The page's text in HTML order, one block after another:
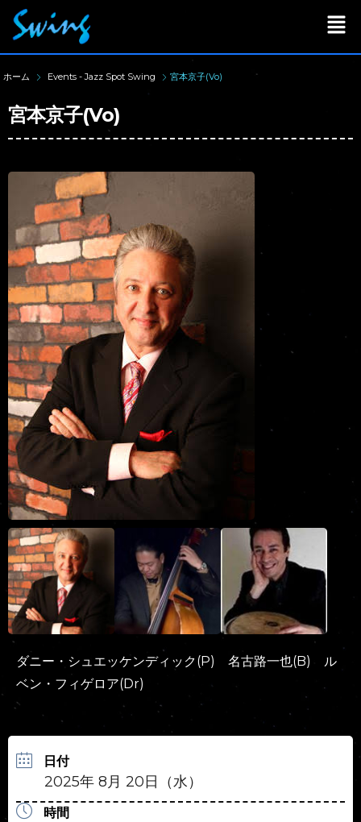
ホーム Events - Jazz Spot Swing 宮本京子(Vo)
宮本京子(Vo)
ダニー・シュエッケンディック(P) 名古路一也(B) ル
ベン・フィゲロア(Dr)
日付
2025年 8月 20日（水）
時間